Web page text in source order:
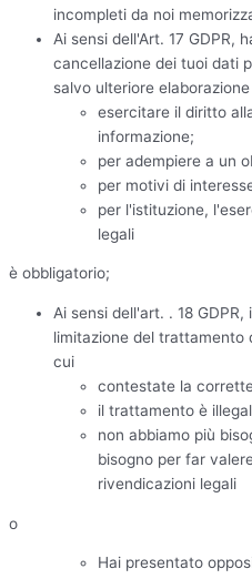
incompleti da noi
Ai sensi dell'Art. 17 GDPR,
cancellazione dei tuoi dati
salvo ulteriore elaborazione
esercitare il diritto
informazione;
per adempiere a un
per motivi di
per l'istituzione,
legali
è obbligatorio;
Ai sensi dell'art. . 18
limitazione del trattamento
cui
contestate la
il trattamento è
non abbiamo più
bisogno per far
rivendicazioni legali
o
Hai presentato